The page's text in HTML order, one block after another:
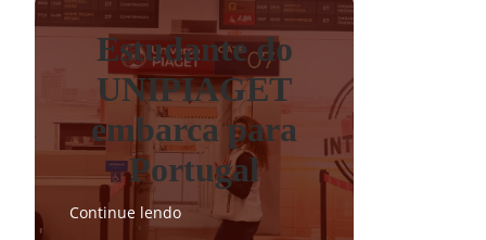
Estudante do
UNIPIAGET
embarca para
Portugal
Continue lendo